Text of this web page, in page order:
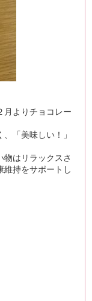
月よりチョコレー
「美味しい！」
物はリラックスさ
維持をサポートし